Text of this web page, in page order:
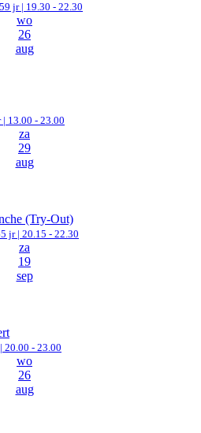
jr | 19.30 - 22.30
wo
26
aug
| 13.00 - 23.00
za
29
aug
(Try-Out)
jr | 20.15 - 22.30
za
19
sep
20.00 - 23.00
wo
26
aug